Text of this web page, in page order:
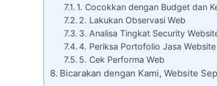
1. Cocokkan dengan Budget dan
2. Lakukan Observasi Web
3. Analisa Tingkat Security
4. Periksa Portofolio Jasa Website
5. Cek Performa Web
Bicarakan dengan Kami, Website